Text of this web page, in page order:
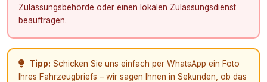
Zulassungsbehörde oder einen lokalen Zulassungsdienst
beauftragen.
Tipp: Schicken Sie uns einfach per WhatsApp ein Foto
Ihres Fahrzeugbriefs – wir sagen Ihnen in Sekunden, ob das